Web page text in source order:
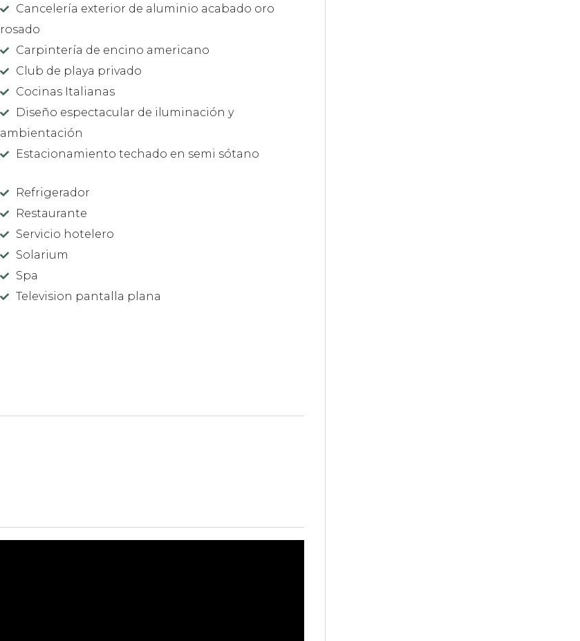
Cancelería exterior de aluminio acabado oro
rosado
Carpintería de encino americano
Club de playa privado
Cocinas Italianas
Diseño espectacular de iluminación y
ambientación
Estacionamiento techado en semi sótano
Refrigerador
Restaurante
Servicio hotelero
Solarium
Spa
Television pantalla plana